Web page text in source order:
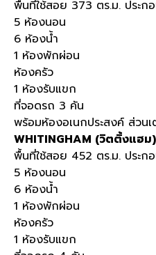
พื้นที่ใช้สอย 373 ตร.ม. ประก
5 ห้องนอน
6 ห้องน้ำ
1 ห้องพักผ่อน
ห้องครัว
1 ห้องรับแขก
ที่จอดรถ 3 คัน
พร้อมห้องอเนกประสงค์ ส่วน
WHITINGHAM (วิตติ้งแฮม)
พื้นที่ใช้สอย 452 ตร.ม. ประก
5 ห้องนอน
6 ห้องน้ำ
1 ห้องพักผ่อน
ห้องครัว
1 ห้องรับแขก